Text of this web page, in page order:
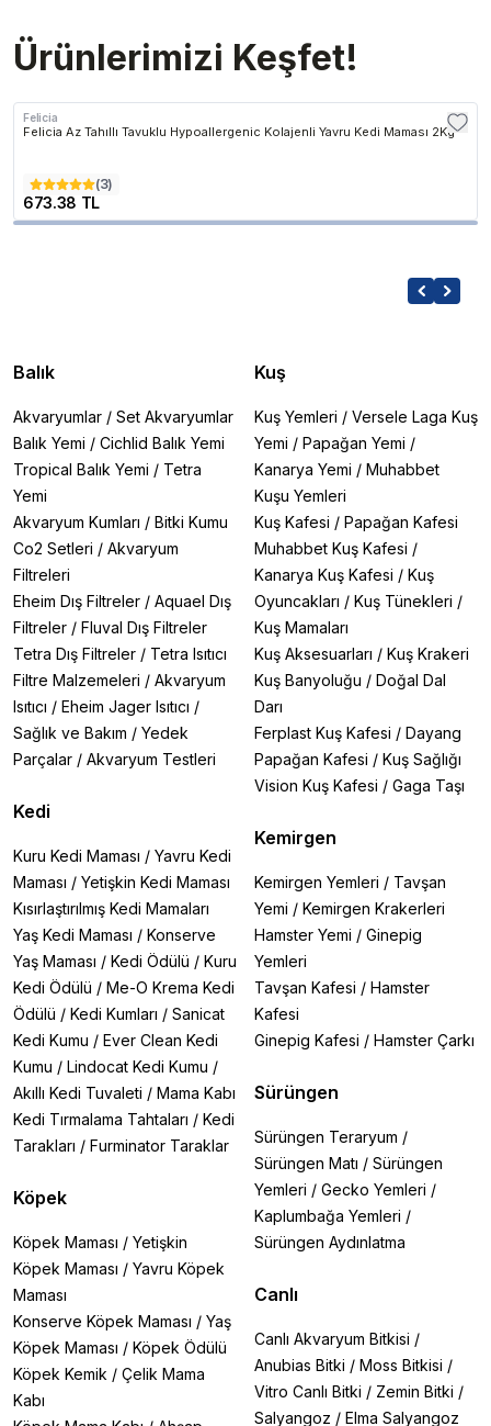
Ürünlerimizi Keşfet!
Felicia
Felicia Az Tahıllı Tavuklu Hypoallergenic Kolajenli Yavru Kedi Maması 2Kg
(3)
673.38 TL
Balık
Akvaryumlar / Set Akvaryumlar
Balık Yemi / Cichlid Balık Yemi
Tropical Balık Yemi / Tetra
Yemi
Akvaryum Kumları / Bitki Kumu
Co2 Setleri / Akvaryum
Filtreleri
Eheim Dış Filtreler / Aquael Dış
Filtreler / Fluval Dış Filtreler
Tetra Dış Filtreler / Tetra Isıtıcı
Filtre Malzemeleri / Akvaryum
Isıtıcı / Eheim Jager Isıtıcı /
Sağlık ve Bakım / Yedek
Parçalar / Akvaryum Testleri
Kedi
Kuru Kedi Maması / Yavru Kedi
Maması / Yetişkin Kedi Maması
Kısırlaştırılmış Kedi Mamaları
Yaş Kedi Maması / Konserve
Yaş Maması / Kedi Ödülü / Kuru
Kedi Ödülü / Me-O Krema Kedi
Ödülü / Kedi Kumları / Sanicat
Kedi Kumu / Ever Clean Kedi
Kumu / Lindocat Kedi Kumu /
Akıllı Kedi Tuvaleti / Mama Kabı
Kedi Tırmalama Tahtaları / Kedi
Tarakları / Furminator Taraklar
Köpek
Köpek Maması / Yetişkin
Köpek Maması / Yavru Köpek
Maması
Konserve Köpek Maması / Yaş
Köpek Maması / Köpek Ödülü
Köpek Kemik / Çelik Mama
Kabı
Kuş
Kuş Yemleri / Versele Laga Kuş
Yemi / Papağan Yemi /
Kanarya Yemi / Muhabbet
Kuşu Yemleri
Kuş Kafesi / Papağan Kafesi
Muhabbet Kuş Kafesi /
Kanarya Kuş Kafesi / Kuş
Oyuncakları / Kuş Tünekleri /
Kuş Mamaları
Kuş Aksesuarları / Kuş Krakeri
Kuş Banyoluğu / Doğal Dal
Darı
Ferplast Kuş Kafesi / Dayang
Papağan Kafesi / Kuş Sağlığı
Vision Kuş Kafesi / Gaga Taşı
Kemirgen
Kemirgen Yemleri / Tavşan
Yemi / Kemirgen Krakerleri
Hamster Yemi / Ginepig
Yemleri
Tavşan Kafesi / Hamster
Kafesi
Ginepig Kafesi / Hamster Çarkı
Sürüngen
Sürüngen Teraryum /
Sürüngen Matı / Sürüngen
Yemleri / Gecko Yemleri /
Kaplumbağa Yemleri /
Sürüngen Aydınlatma
Canlı
Canlı Akvaryum Bitkisi /
Anubias Bitki / Moss Bitkisi /
Vitro Canlı Bitki / Zemin Bitki /
Salyangoz / Elma Salyangoz